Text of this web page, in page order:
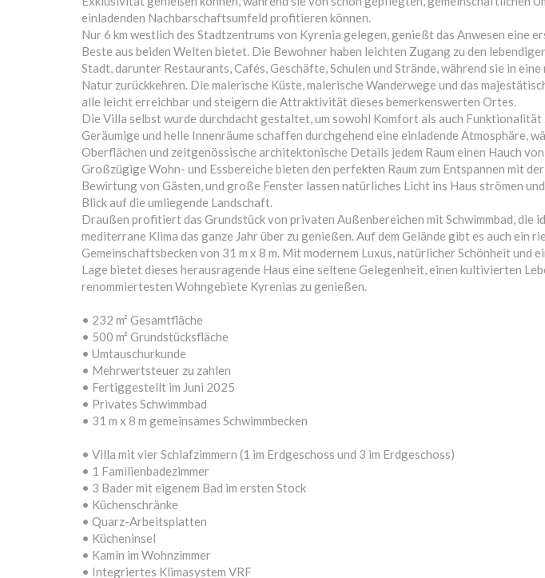
einladenden Nachbarschaftsumfeld profitieren können.
Nur 6 km westlich des Stadtzentrums von Kyrenia gelegen, genießt das Anwesen eine
Beste aus beiden Welten bietet. Die Bewohner haben leichten Zugang zu den
Stadt, darunter Restaurants, Cafés, Geschäfte, Schulen und Strände, während sie in
Natur zurückkehren. Die malerische Küste, malerische Wanderwege und das
alle leicht erreichbar und steigern die Attraktivität dieses bemerkenswerten Ortes.
Die Villa selbst wurde durchdacht gestaltet, um sowohl Komfort als auch Funktionalität
Geräumige und helle Innenräume schaffen durchgehend eine einladende Atmosphäre,
Oberflächen und zeitgenössische architektonische Details jedem Raum einen Hauch
Großzügige Wohn- und Essbereiche bieten den perfekten Raum zum Entspannen mit
Bewirtung von Gästen, und große Fenster lassen natürliches Licht ins Haus strömen
Blick auf die umliegende Landschaft.
Draußen profitiert das Grundstück von privaten Außenbereichen mit Schwimmbad, die
mediterrane Klima das ganze Jahr über zu genießen. Auf dem Gelände gibt es auch ein
Gemeinschaftsbecken von 31 m x 8 m. Mit modernem Luxus, natürlicher Schönheit und
Lage bietet dieses herausragende Haus eine seltene Gelegenheit, einen kultivierten
renommiertesten Wohngebiete Kyrenias zu genießen.
• 232 m² Gesamtfläche
• 500 m² Grundstücksfläche
• Umtauschurkunde
• Mehrwertsteuer zu zahlen
• Fertiggestellt im Juni 2025
• Privates Schwimmbad
• 31 m x 8 m gemeinsames Schwimmbecken
• Villa mit vier Schlafzimmern (1 im Erdgeschoss und 3 im Erdgeschoss)
• 1 Familienbadezimmer
• 3 Bader mit eigenem Bad im ersten Stock
• Küchenschränke
• Quarz-Arbeitsplatten
• Kücheninsel
• Kamin im Wohnzimmer
• Integriertes Klimasystem VRF